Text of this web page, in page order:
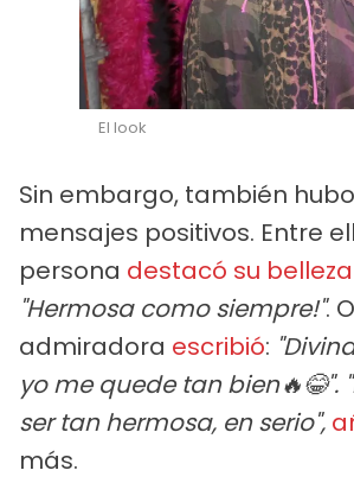
El look
Sin embargo, también
mensajes positivos. Entre
persona destacó su belleza
"Hermosa como siempre!".
admiradora escribió:
yo me quede tan bien🔥😂".
ser tan hermosa, en serio",
más.